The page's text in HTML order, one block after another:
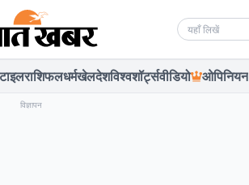
Search news
राशिफलधर्मखेलदेशविश्वशॉर्ट्सवीडियो ओपिनियन
विज्ञापन